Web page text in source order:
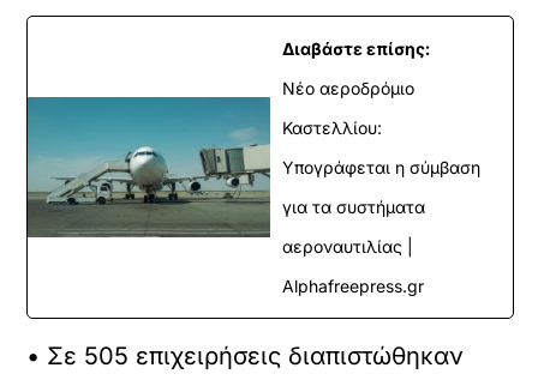
Διαβάστε επίσης:
Νέο αεροδρόμιο
Καστελλίου:
Υπογράφεται η σύμβαση
για τα συστήματα
αεροναυτιλίας |
Alphafreepress.gr
• Σε 505 επιχειρήσεις διαπιστώθηκαν